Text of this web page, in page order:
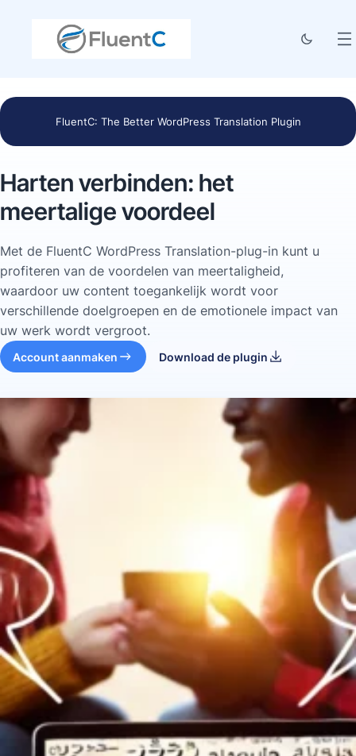
FluentC: The Better WordPress Translation Plugin
Harten verbinden: het
meertalige voordeel
Met de FluentC WordPress Translation-plug-in kunt u
profiteren van de voordelen van meertaligheid,
waardoor uw content toegankelijk wordt voor
verschillende doelgroepen en de emotionele impact van
uw werk wordt vergroot.
Account aanmaken Download de plugin